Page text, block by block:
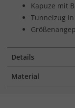
Kapuze mit
Tunnelzug
Details
Material